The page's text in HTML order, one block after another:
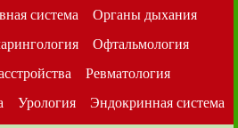
система
Органы дыхания
Офтальмология
Ревматология
Урология Эндокринная система